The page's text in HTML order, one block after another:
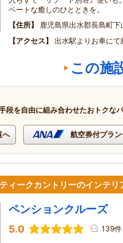
ベートな癒しのひとときを。
住所
鹿児島県出水郡長島町
アクセス
出水駅よりお車にて
この施
段を自由に組み合わせたおトクな
へ 航空券付プラ
ィークカントリーのインテリ
ペンションクルーズ
5.0 139件